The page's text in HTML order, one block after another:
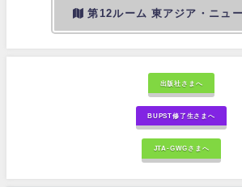
第12ルーム 東アジア・ニュ
出版社さまへ
BUPST修了生さまへ
JTA-GWGさまへ